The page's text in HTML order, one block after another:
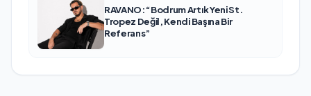
RAVANO: “Bodrum Artık Yeni St.
Tropez Değil, Kendi Başına Bir
Referans”